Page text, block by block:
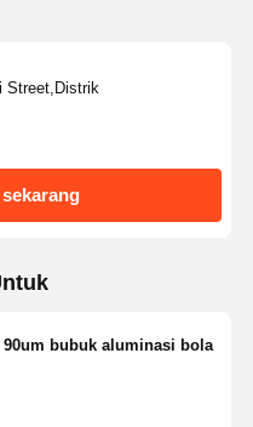
Street,Distrik
90um bubuk aluminasi bola